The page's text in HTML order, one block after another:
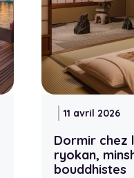
11 avril 2026
Dormir chez
ryokan,
bouddhistes